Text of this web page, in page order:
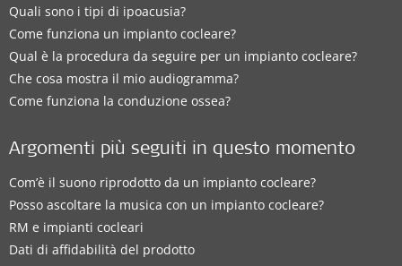
Quali sono i tipi di ipoacusia?
Come funziona un impianto cocleare?
Qual è la procedura da seguire per un impianto cocleare?
Che cosa mostra il mio audiogramma?
Come funziona la conduzione ossea?
Argomenti più seguiti in questo momento
Com’è il suono riprodotto da un impianto cocleare?
Posso ascoltare la musica con un impianto cocleare?
RM e impianti cocleari
Dati di affidabilità del prodotto